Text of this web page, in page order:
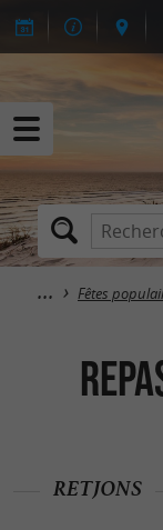
Fêtes
RETJONS